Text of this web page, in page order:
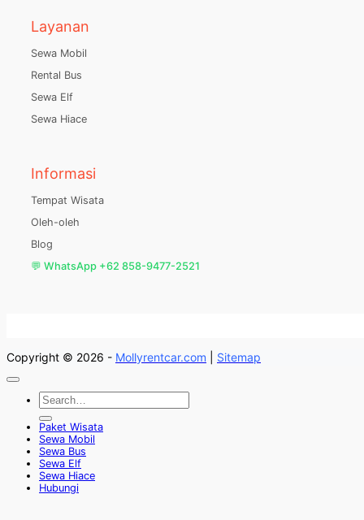
Layanan
Sewa Mobil
Rental Bus
Sewa Elf
Sewa Hiace
Informasi
Tempat Wisata
Oleh-oleh
Blog
💬 WhatsApp +62 858-9477-2521
Copyright © 2026 - Mollyrentcar.com Sitemap
Paket Wisata
Sewa Mobil
Sewa Bus
Sewa Elf
Sewa Hiace
Hubungi